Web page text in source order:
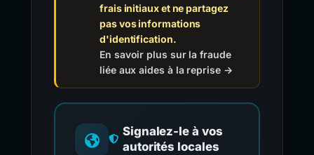
frais initiaux et ne partagez
pas vos informations
d'identification.
En savoir plus sur la fraude
liée aux aides à la reprise →
Signalez-le à vos
autorités locales